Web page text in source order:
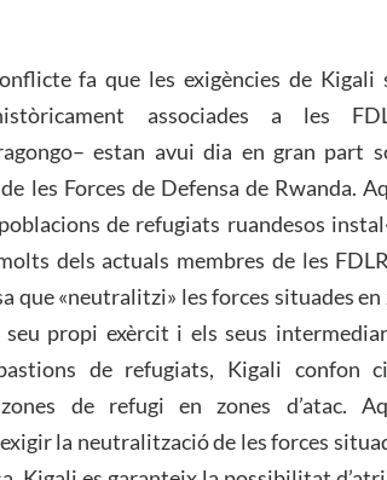
fa que les exigències de Kigali
associades a les
estan avui dia en gran part
les Forces de Defensa de Rwanda.
de refugiats ruandesos
dels actuals membres de les
que «neutralitzi» les forces situades en
propi exèrcit i els seus
de refugiats, Kigali confon
de refugi en zones d’atac.
la neutralització de les forces